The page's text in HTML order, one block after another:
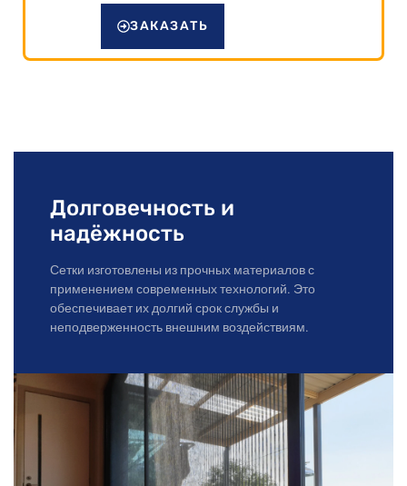
ЗАКАЗАТЬ
Долговечность и
надёжность
Сетки изготовлены из прочных материалов с
применением современных технологий. Это
обеспечивает их долгий срок службы и
неподверженность внешним воздействиям.